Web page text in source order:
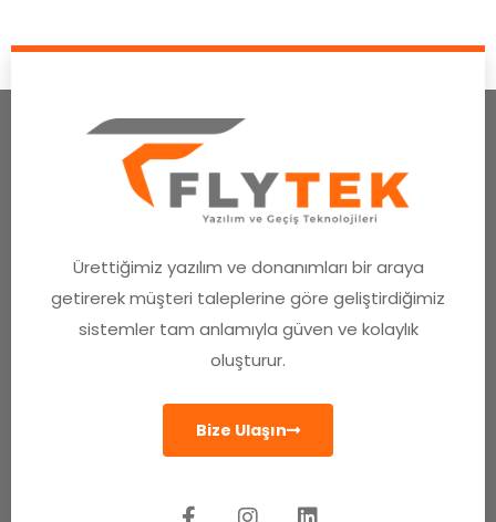
Ürettiğimiz yazılım ve donanımları bir araya
getirerek müşteri taleplerine göre geliştirdiğimiz
sistemler tam anlamıyla güven ve kolaylık
oluşturur.
Bize Ulaşın